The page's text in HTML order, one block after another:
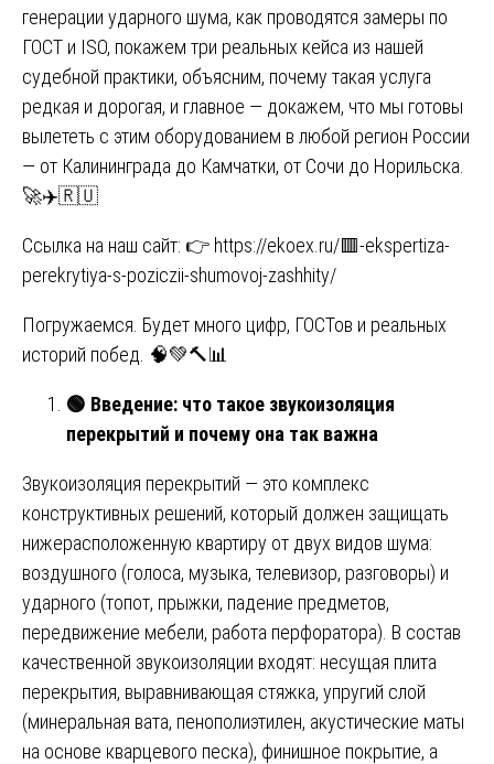
генерации ударного шума, как проводятся замеры по
ГОСТ и ISO, покажем три реальных кейса из нашей
судебной практики, объясним, почему такая услуга
редкая и дорогая, и главное — докажем, что мы готовы
вылететь с этим оборудованием в любой регион России
— от Калининграда до Камчатки, от Сочи до Норильска.
🚀✈️🇷🇺
Ссылка на наш сайт: 👉 https://ekoex.ru/🟥-ekspertiza-
perekrytiya-s-poziczii-shumovoj-zashhity/
Погружаемся. Будет много цифр, ГОСТов и реальных
историй побед. 🧠💚🔨📊
🟢 Введение: что такое звукоизоляция
перекрытий и почему она так важна
Звукоизоляция перекрытий — это комплекс
конструктивных решений, который должен защищать
нижерасположенную квартиру от двух видов шума:
воздушного (голоса, музыка, телевизор, разговоры) и
ударного (топот, прыжки, падение предметов,
передвижение мебели, работа перфоратора). В состав
качественной звукоизоляции входят: несущая плита
перекрытия, выравнивающая стяжка, упругий слой
(минеральная вата, пенополиэтилен, акустические маты
на основе кварцевого песка), финишное покрытие, а